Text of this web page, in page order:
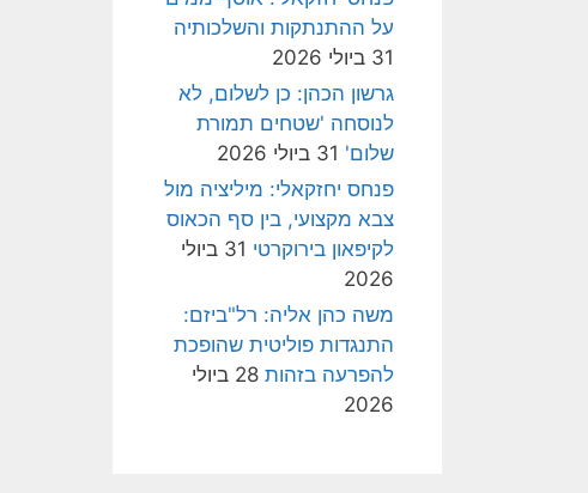
על ההתנתקות והשלכותיה
31 ביולי 2026
גרשון הכהן: כן לשלום, לא
לנוסחה 'שטחים תמורת
שלום' 31 ביולי 2026
פנחס יחזקאלי: מיליציה מול
צבא מקצועי, בין סף הכאוס
לקיפאון בירוקרטי
31 ביולי
2026
משה כהן אליה: רל"ביזם:
התנגדות פוליטית שהופכת
להפרעה בזהות
28 ביולי
2026